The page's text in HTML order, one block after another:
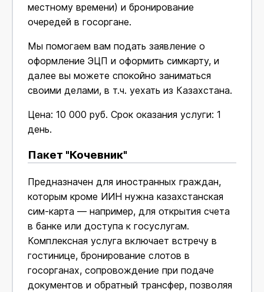
местному времени) и бронирование
очередей в госоргане.
Мы помогаем вам подать заявление о
оформление ЭЦП и оформить симкарту, и
далее вы можете спокойно заниматься
своими делами, в т.ч. уехать из Казахстана.
Цена: 10 000 руб. Срок оказания услуги: 1
день.
Пакет "Кочевник"
Предназначен для иностранных граждан,
которым кроме ИИН нужна казахстанская
сим-карта — например, для открытия счета
в банке или доступа к госуслугам.
Комплексная услуга включает встречу в
гостинице, бронирование слотов в
госорганах, сопровождение при подаче
документов и обратный трансфер, позволяя